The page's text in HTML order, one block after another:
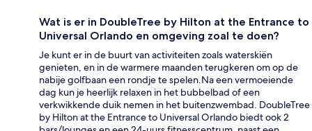
Wat is er in DoubleTree by Hilton at the Entrance to
Universal Orlando en omgeving zoal te doen?
Je kunt er in de buurt van activiteiten zoals waterskiën
genieten, en in de warmere maanden terugkeren om op de
nabije golfbaan een rondje te spelen.Na een vermoeiende
dag kun je heerlijk relaxen in het bubbelbad of een
verkwikkende duik nemen in het buitenzwembad. DoubleTree
by Hilton at the Entrance to Universal Orlando biedt ook 2